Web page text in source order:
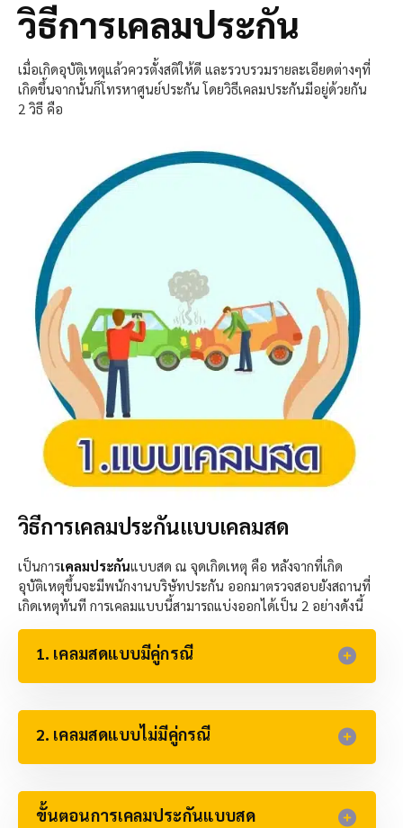
วิธีการเคลมประกัน
เมื่อเกิดอุบัติเหตุแล้วควรตั้งสติให้ดี และรวบรวมรายละเอียดต่างๆที่
เกิดขึ้นจากนั้นก็โทรหาศูนย์ประกัน โดยวิธีเคลมประกันมีอยู่ด้วยกัน
2 วิธี คือ
วิธีการเคลมประกันแบบเคลมสด
เป็นการเคลมประกันแบบสด ณ จุดเกิดเหตุ คือ หลังจากที่เกิด
อุบัติเหตุขึ้นจะมีพนักงานบริษัทประกัน ออกมาตรวจสอบยังสถานที่
เกิดเหตุทันที การเคลมแบบนี้สามารถแบ่งออกได้เป็น 2 อย่างดังนี้
1. เคลมสดแบบมีคู่กรณี
2. เคลมสดแบบไม่มีคู่กรณี
ขั้นตอนการเคลมประกันแบบสด​